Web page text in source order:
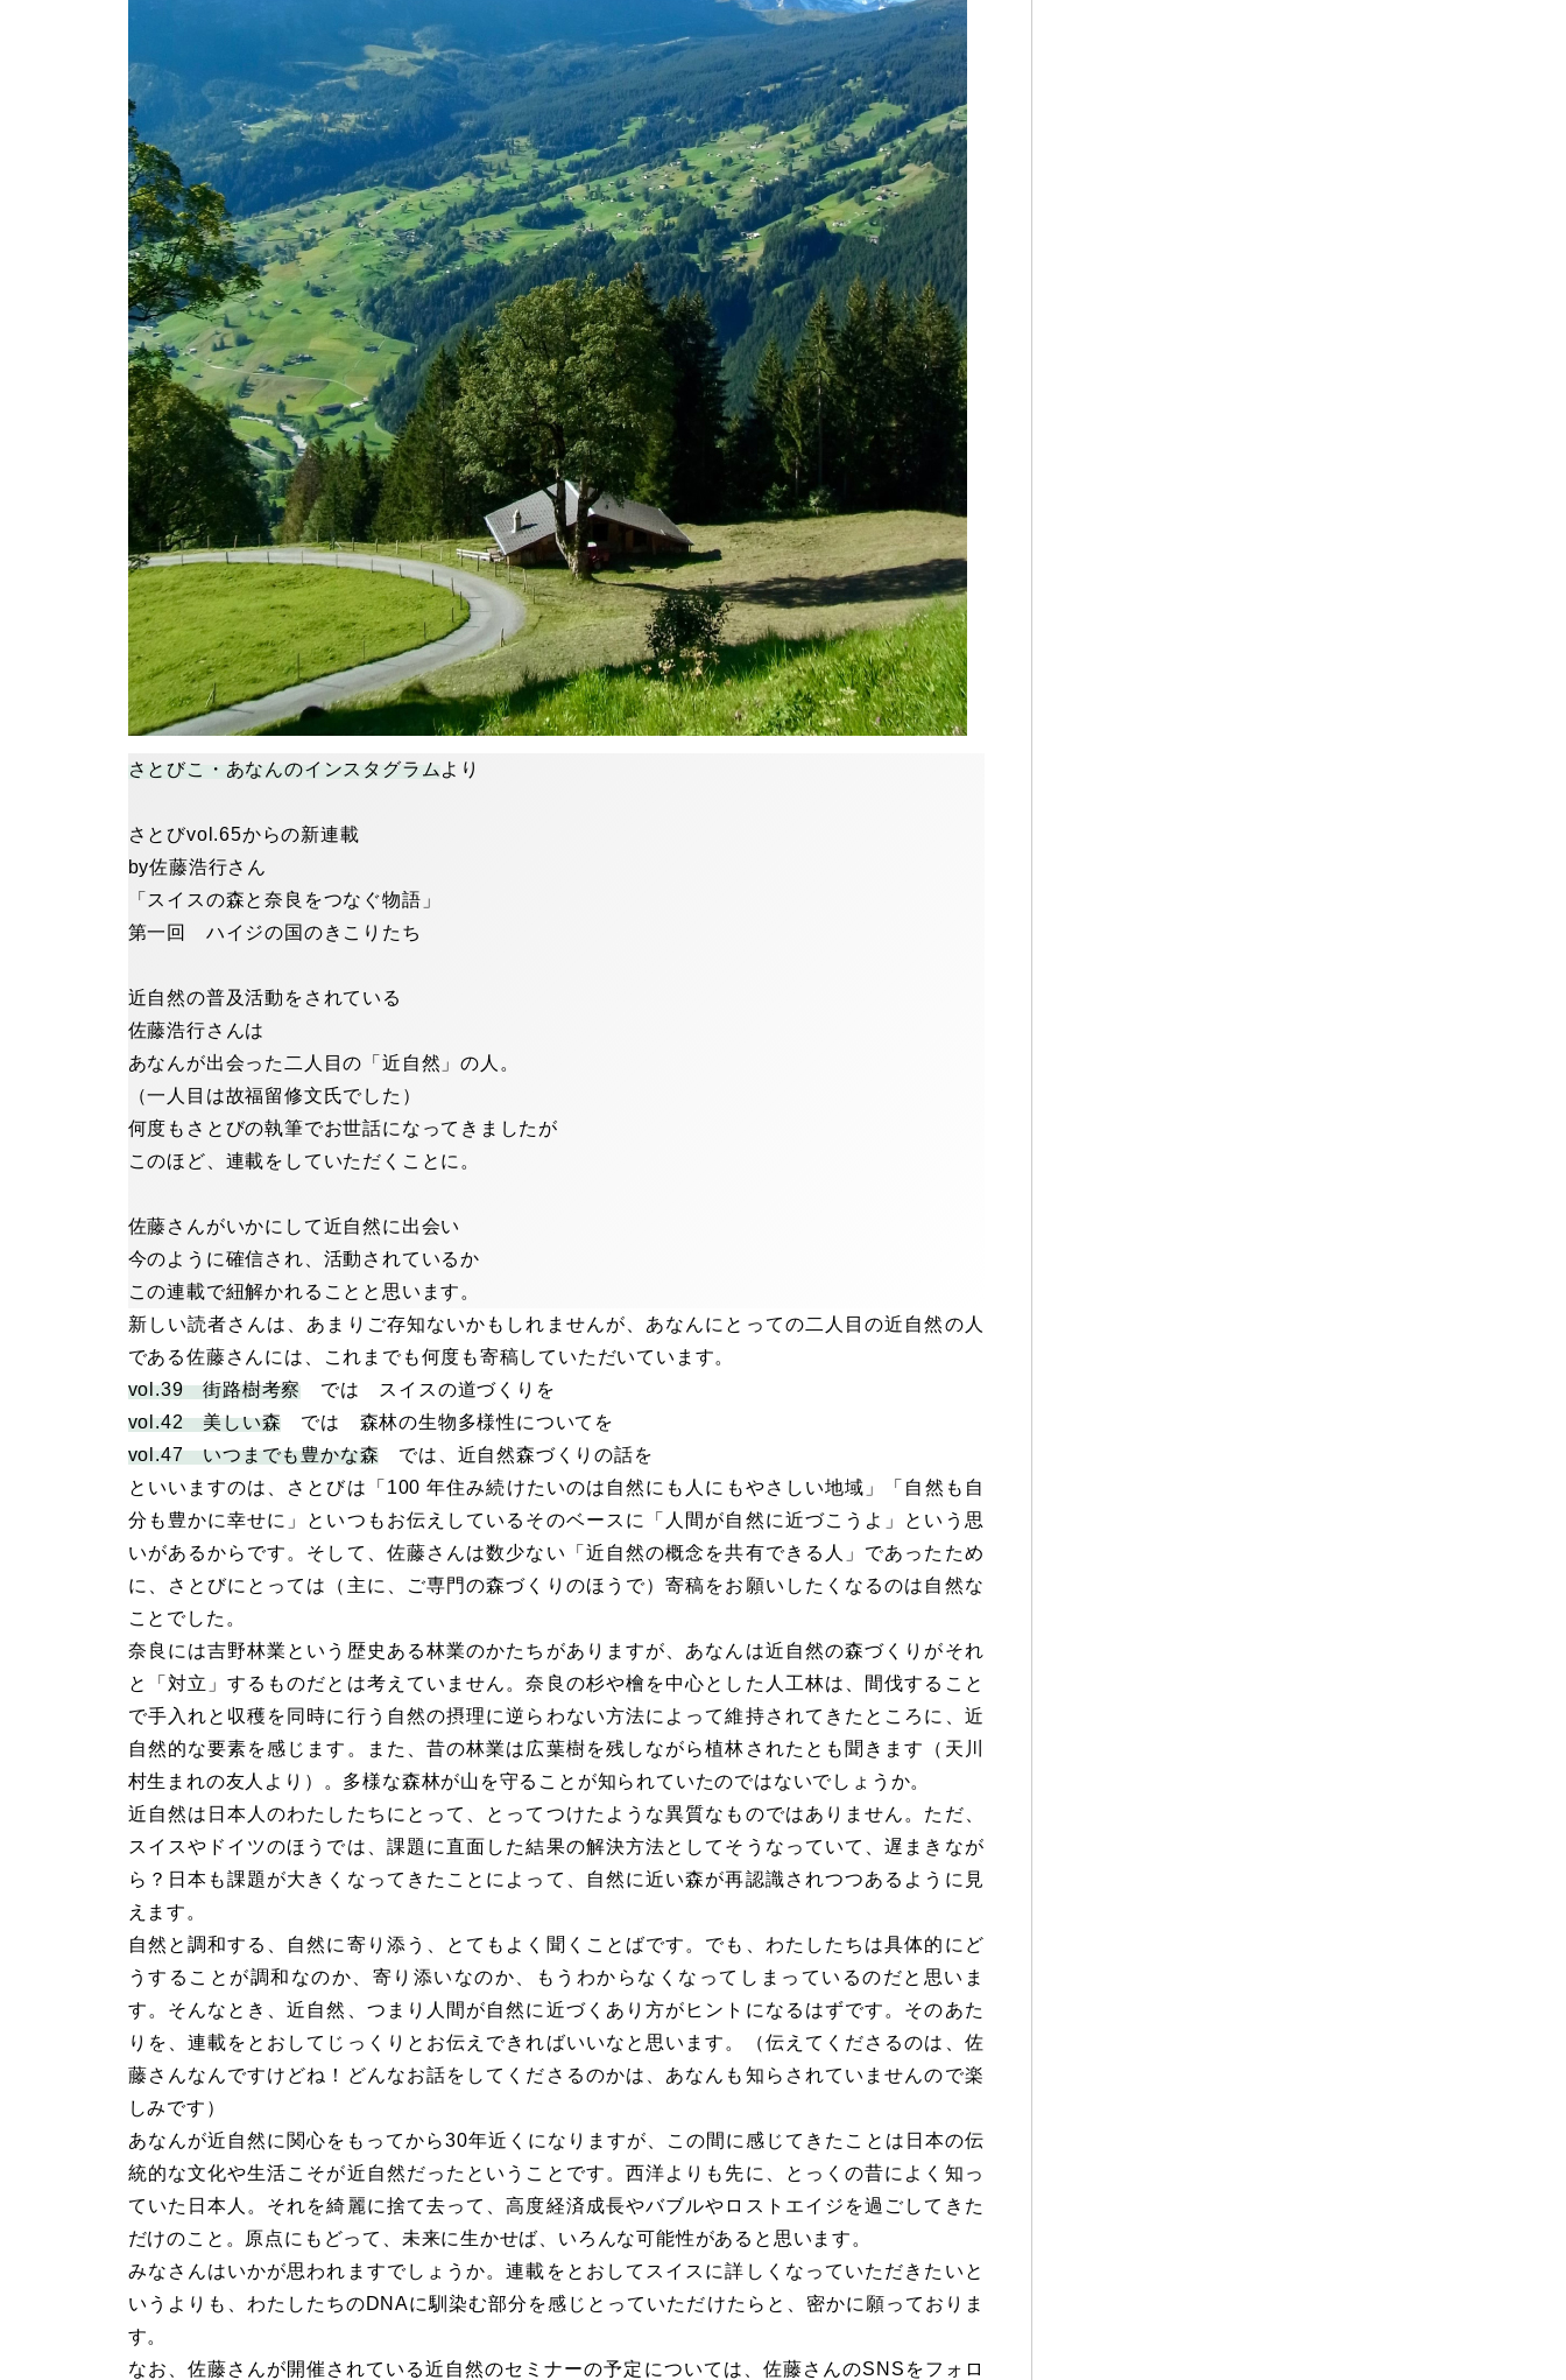
さとびこ・あなんのインスタグラムより
さとびvol.65からの新連載
by佐藤浩行さん
「スイスの森と奈良をつなぐ物語」
第一回 ハイジの国のきこりたち
近自然の普及活動をされている
佐藤浩行さんは
あなんが出会った二人目の「近自然」の人。
（一人目は故福留修文氏でした）
何度もさとびの執筆でお世話になってきましたが
このほど、連載をしていただくことに。
佐藤さんがいかにして近自然に出会い
今のように確信され、活動されているか
この連載で紐解かれることと思います。
新しい読者さんは、あまりご存知ないかもしれませんが、あなんにとっての二人目の近自然の人
である佐藤さんには、これまでも何度も寄稿していただいています。
vol.39 街路樹考察 では スイスの道づくりを
vol.42 美しい森 では 森林の生物多様性についてを
vol.47 いつまでも豊かな森 では、近自然森づくりの話を
といいますのは、さとびは「100 年住み続けたいのは自然にも人にもやさしい地域」「自然も自
分も豊かに幸せに」といつもお伝えしているそのベースに「人間が自然に近づこうよ」という思
いがあるからです。そして、佐藤さんは数少ない「近自然の概念を共有できる人」であったため
に、さとびにとっては（主に、ご専門の森づくりのほうで）寄稿をお願いしたくなるのは自然な
ことでした。
奈良には吉野林業という歴史ある林業のかたちがありますが、あなんは近自然の森づくりがそれ
と「対立」するものだとは考えていません。奈良の杉や檜を中心とした人工林は、間伐すること
で手入れと収穫を同時に行う自然の摂理に逆らわない方法によって維持されてきたところに、近
自然的な要素を感じます。また、昔の林業は広葉樹を残しながら植林されたとも聞きます（天川
村生まれの友人より）。多様な森林が山を守ることが知られていたのではないでしょうか。
近自然は日本人のわたしたちにとって、とってつけたような異質なものではありません。ただ、
スイスやドイツのほうでは、課題に直面した結果の解決方法としてそうなっていて、遅まきなが
ら？日本も課題が大きくなってきたことによって、自然に近い森が再認識されつつあるように見
えます。
自然と調和する、自然に寄り添う、とてもよく聞くことばです。でも、わたしたちは具体的にど
うすることが調和なのか、寄り添いなのか、もうわからなくなってしまっているのだと思いま
す。そんなとき、近自然、つまり人間が自然に近づくあり方がヒントになるはずです。そのあた
りを、連載をとおしてじっくりとお伝えできればいいなと思います。（伝えてくださるのは、佐
藤さんなんですけどね！どんなお話をしてくださるのかは、あなんも知らされていませんので楽
しみです）
あなんが近自然に関心をもってから30年近くになりますが、この間に感じてきたことは日本の伝
統的な文化や生活こそが近自然だったということです。西洋よりも先に、とっくの昔によく知っ
ていた日本人。それを綺麗に捨て去って、高度経済成長やバブルやロストエイジを過ごしてきた
だけのこと。原点にもどって、未来に生かせば、いろんな可能性があると思います。
みなさんはいかが思われますでしょうか。連載をとおしてスイスに詳しくなっていただきたいと
いうよりも、わたしたちのDNAに馴染む部分を感じとっていただけたらと、密かに願っておりま
す。
なお、佐藤さんが開催されている近自然のセミナーの予定については、佐藤さんのSNSをフォロ